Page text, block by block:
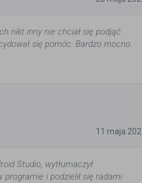
nikt inny nie chciał się podjąć.
się pomóc. Bardzo mocno
11 maja
Studio, wytłumaczył
i podzielił się radami